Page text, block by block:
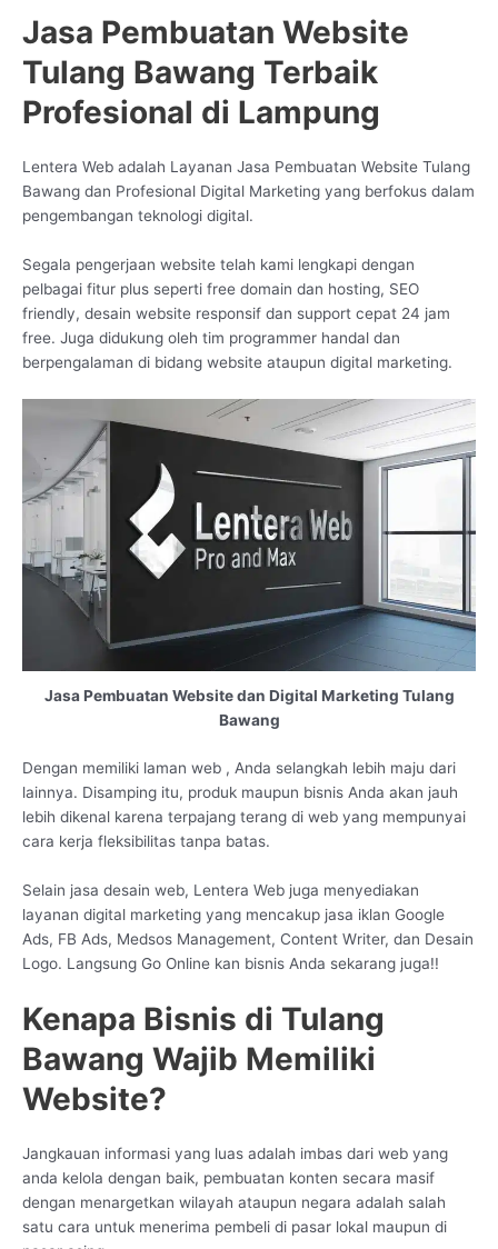
Jasa Pembuatan Website
Tulang Bawang Terbaik
Profesional di Lampung
Lentera Web adalah Layanan Jasa Pembuatan Website Tulang
Bawang dan Profesional Digital Marketing yang berfokus dalam
pengembangan teknologi digital.
Segala pengerjaan website telah kami lengkapi dengan
pelbagai fitur plus seperti free domain dan hosting, SEO
friendly, desain website responsif dan support cepat 24 jam
free. Juga didukung oleh tim programmer handal dan
berpengalaman di bidang website ataupun digital marketing.
Jasa Pembuatan Website dan Digital Marketing Tulang
Bawang
Dengan memiliki laman web , Anda selangkah lebih maju dari
lainnya. Disamping itu, produk maupun bisnis Anda akan jauh
lebih dikenal karena terpajang terang di web yang mempunyai
cara kerja fleksibilitas tanpa batas.
Selain jasa desain web, Lentera Web juga menyediakan
layanan digital marketing yang mencakup jasa iklan Google
Ads, FB Ads, Medsos Management, Content Writer, dan Desain
Logo. Langsung Go Online kan bisnis Anda sekarang juga!!
Kenapa Bisnis di Tulang
Bawang Wajib Memiliki
Website?
Jangkauan informasi yang luas adalah imbas dari web yang
anda kelola dengan baik, pembuatan konten secara masif
dengan menargetkan wilayah ataupun negara adalah salah
satu cara untuk menerima pembeli di pasar lokal maupun di